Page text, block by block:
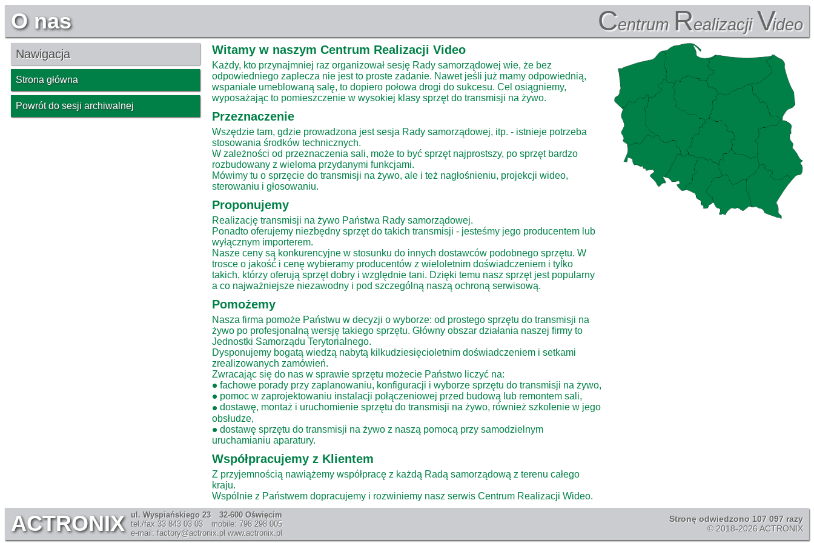
O nas Centrum Realizacji Video
Nawigacja
Strona główna
Powrót do sesji archiwalnej
Witamy w naszym Centrum Realizacji Video
Każdy, kto przynajmniej raz organizował sesję Rady samorządowej wie, że bez
odpowiedniego zaplecza nie jest to proste zadanie. Nawet jeśli już mamy odpowiednią,
wspaniale umeblowaną salę, to dopiero połowa drogi do sukcesu. Cel osiągniemy,
wyposażając to pomieszczenie w wysokiej klasy sprzęt do transmisji na żywo.
Przeznaczenie
Wszędzie tam, gdzie prowadzona jest sesja Rady samorządowej, itp. - istnieje potrzeba
stosowania środków technicznych.
W zależności od przeznaczenia sali, może to być sprzęt najprostszy, po sprzęt bardzo
rozbudowany z wieloma przydanymi funkcjami.
Mówimy tu o sprzęcie do transmisji na żywo, ale i też nagłośnieniu, projekcji wideo,
sterowaniu i głosowaniu.
Proponujemy
Realizację transmisji na żywo Państwa Rady samorządowej.
Ponadto oferujemy niezbędny sprzęt do takich transmisji - jesteśmy jego producentem lub
wyłącznym importerem.
Nasze ceny są konkurencyjne w stosunku do innych dostawców podobnego sprzętu. W
trosce o jakość i cenę wybieramy producentów z wieloletnim doświadczeniem i tylko
takich, którzy oferują sprzęt dobry i względnie tani. Dzięki temu nasz sprzęt jest popularny
a co najważniejsze niezawodny i pod szczególną naszą ochroną serwisową.
Pomożemy
Nasza firma pomoże Państwu w decyzji o wyborze: od prostego sprzętu do transmisji na
żywo po profesjonalną wersję takiego sprzętu. Główny obszar działania naszej firmy to
Jednostki Samorządu Terytorialnego.
Dysponujemy bogatą wiedzą nabytą kilkudziesięcioletnim doświadczeniem i setkami
zrealizowanych zamówień.
Zwracając się do nas w sprawie sprzętu możecie Państwo liczyć na:
• fachowe porady przy zaplanowaniu, konfiguracji i wyborze sprzętu do transmisji na żywo,
• pomoc w zaprojektowaniu instalacji połączeniowej przed budową lub remontem sali,
• dostawę, montaż i uruchomienie sprzętu do transmisji na żywo, również szkolenie w jego
obsłudze,
• dostawę sprzętu do transmisji na żywo z naszą pomocą przy samodzielnym
uruchamianiu aparatury.
Współpracujemy z Klientem
Z przyjemnością nawiążemy współpracę z każdą Radą samorządową z terenu całego
kraju.
Wspólnie z Państwem dopracujemy i rozwiniemy nasz serwis Centrum Realizacji Wideo.
ACTRONIX
ul. Wyspiańskiego 23
tel./fax 33 843 03 03
e-mail: factory@actronix.pl
32-600 Oświęcim
mobile: 798 298 005
www.actronix.pl
Stronę odwiedzono 107 097 razy
© 2018-2026 ACTRONIX